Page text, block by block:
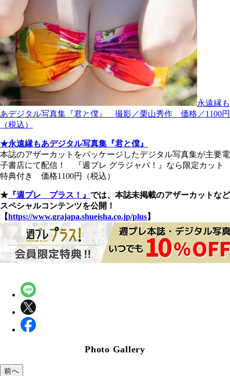
永遠縁も
あデジタル写真集『君と僕』 撮影／栗山秀作 価格／1100円
（税込）
★永遠縁もあデジタル写真集『君と僕』
本誌のアザーカットをパッケージしたデジタル写真集が主要電
子書店にて配信！ 『週プレ グラジャパ！』なら限定カット
特典付き 価格1100円（税込）
★ 『週プレ プラス！』 では、本誌未掲載のアザーカットなど
スペシャルコンテンツを公開！
【https://www.grajapa.shueisha.co.jp/plus】
Photo Gallery
前へ